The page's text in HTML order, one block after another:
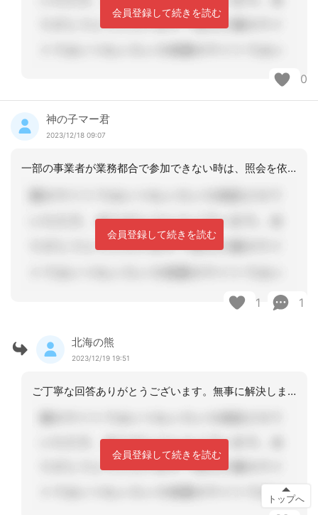
会員登録して続きを読む
0
神の子マー君
2023/12/18 09:07
一部の事業者が業務都合で参加できない時は、照会を依頼して、記録に残しています。
会員登録して続きを読む
1 1
北海の熊
2023/12/19 19:51
ご丁寧な回答ありがとうございます。無事に解決しました。
会員登録して続きを読む
トップへ